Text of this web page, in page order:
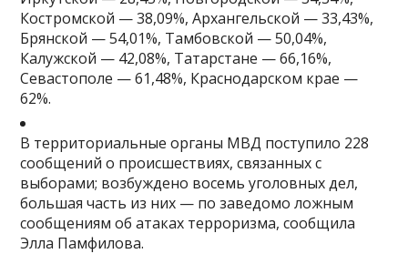
Костромской — 38,09%, Архангельской — 33,43%,
Брянской — 54,01%, Тамбовской — 50,04%,
Калужской — 42,08%, Татарстане — 66,16%,
Севастополе — 61,48%, Краснодарском крае —
62%.
В территориальные органы МВД поступило 228
сообщений о происшествиях, связанных с
выборами; возбуждено восемь уголовных дел,
большая часть из них — по заведомо ложным
сообщениям об атаках терроризма, сообщила
Элла Памфилова.